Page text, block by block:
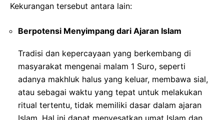
Kekurangan tersebut antara lain:
Berpotensi Menyimpang dari Ajaran Islam
Tradisi dan kepercayaan yang berkembang di
masyarakat mengenai malam 1 Suro, seperti
adanya makhluk halus yang keluar, membawa sial,
atau sebagai waktu yang tepat untuk melakukan
ritual tertentu, tidak memiliki dasar dalam ajaran
Islam. Hal ini dapat menyesatkan umat Islam dan